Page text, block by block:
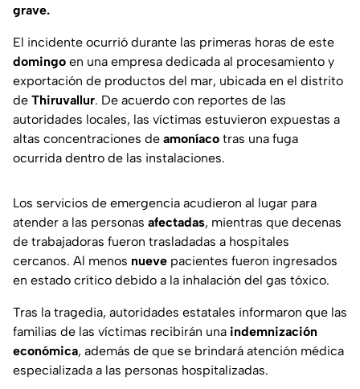
grave.
El incidente ocurrió durante las primeras horas de este
domingo en una empresa dedicada al procesamiento y
exportación de productos del mar, ubicada en el distrito
de Thiruvallur. De acuerdo con reportes de las
autoridades locales, las víctimas estuvieron expuestas a
altas concentraciones de amoníaco tras una fuga
ocurrida dentro de las instalaciones.
Los servicios de emergencia acudieron al lugar para
atender a las personas afectadas, mientras que decenas
de trabajadoras fueron trasladadas a hospitales
cercanos. Al menos nueve pacientes fueron ingresados
en estado crítico debido a la inhalación del gas tóxico.
Tras la tragedia, autoridades estatales informaron que las
familias de las víctimas recibirán una indemnización
económica, además de que se brindará atención médica
especializada a las personas hospitalizadas.